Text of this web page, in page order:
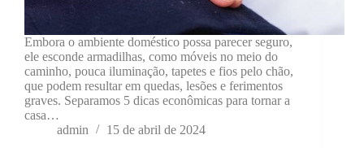
Embora o ambiente doméstico possa parecer seguro,
ele esconde armadilhas, como móveis no meio do
caminho, pouca iluminação, tapetes e fios pelo chão,
que podem resultar em quedas, lesões e ferimentos
graves. Separamos 5 dicas econômicas para tornar a
casa…
admin
15 de abril de 2024